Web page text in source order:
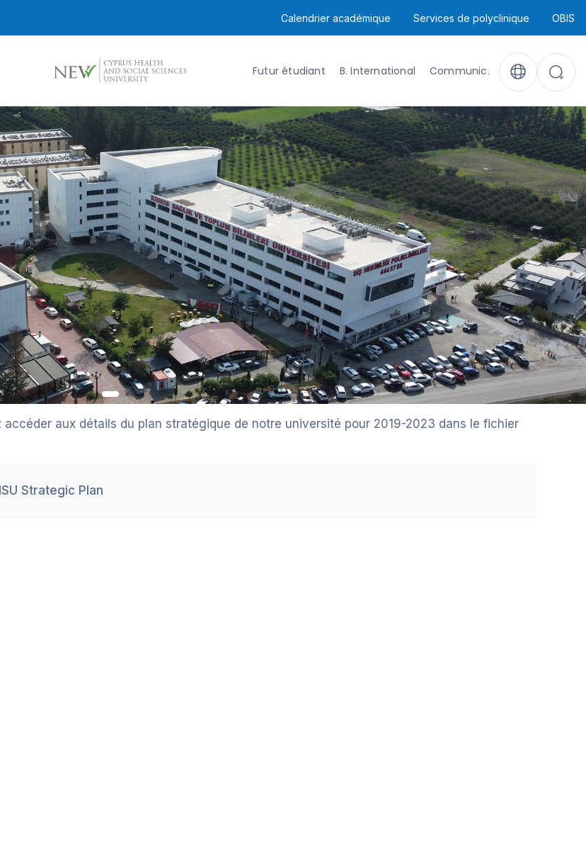
Calendrier académique Services de polyclinique OBIS
Futur étudiant B. International Communic.
accéder aux détails du plan stratégique de notre université pour 2019-2023 dans le fichier
Strategic Plan